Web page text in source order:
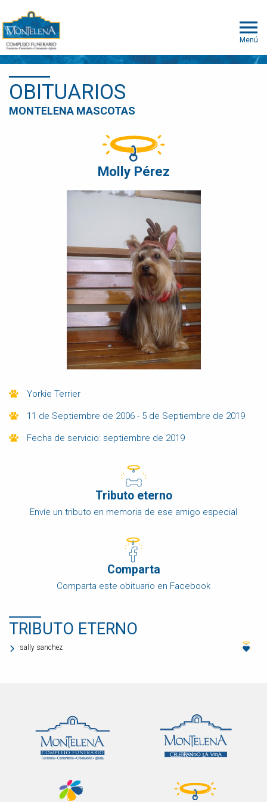
Menú
OBITUARIOS
MONTELENA MASCOTAS
Molly Pérez
Yorkie Terrier
11 de Septiembre de 2006 - 5 de Septiembre de 2019
Fecha de servicio: septiembre de 2019
Tributo eterno
Envíe un tributo en memoria de ese amigo especial
Comparta
Comparta este obituario en Facebook
TRIBUTO ETERNO
sally sanchez